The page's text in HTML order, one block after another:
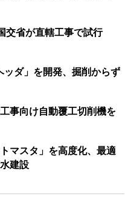
交省が直轄工事で試行
ダ」を開発、掘削からず
事向け自動覆工切削機を
マスタ」を高度化、最適
建設